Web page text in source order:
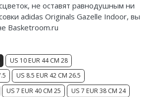
не оставят равнодушным ни
adidas Originals Gazelle Indoor, вы
Basketroom.ru
US 10 EUR 44 CM 28
US 8.5 EUR 42 CM 26.5
US 7 EUR 40 CM 25
US 7 EUR 38 CM 24